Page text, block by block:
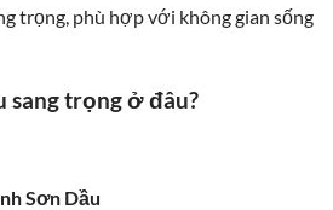
trọng, phù hợp với không gian sống
sang trọng ở đâu?
Sơn Dầu